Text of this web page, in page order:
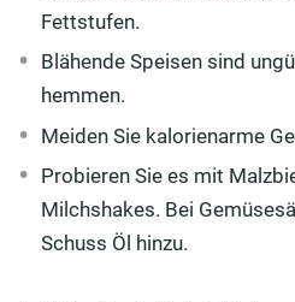
Fettstufen.
Blähende Speisen sind
hemmen.
Meiden Sie kalorienarme
Probieren Sie es mit
Milchshakes. Bei
Schuss Öl hinzu.